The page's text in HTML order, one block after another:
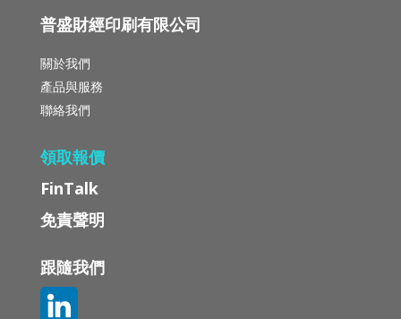
普盛財經印刷有限公司
關於我們
產品與服務
聯絡我們
領取報價
FinTalk
免責聲明
跟隨我們